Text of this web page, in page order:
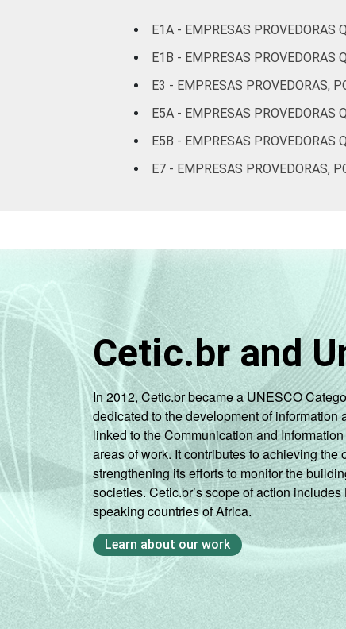
Provedores 2024 [Tabelas].
E1A - EMPRESAS PROVEDORAS
E1B - EMPRESAS PROVEDORAS
E3 - EMPRESAS PROVEDORAS,
E5A - EMPRESAS PROVEDORAS
E5B - EMPRESAS PROVEDORAS
E7 - EMPRESAS PROVEDORAS,
Cetic.br and
In 2012, Cetic.br became a UNESCO
dedicated to the development of
linked to the Communication and
areas of work. It contributes to achieving the
strengthening its efforts to monitor the
societies. Cetic.br’s scope of action
speaking countries of Africa.
Learn about our work